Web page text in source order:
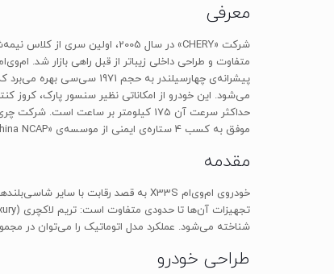
معرفی
موفق به کسب 4 ستاره‌ی ایمنی از موسسه‌ی «China NCAP» شد که نسبت به نسل قبلی این خودرو که دارای 2 ستاره‌ی ایمنی بود، پیشرفت داشته است.
مقدمه
شناخته می‌شود. عملکرد مدل اتوماتیک را می‌توان در
طراحی خودرو